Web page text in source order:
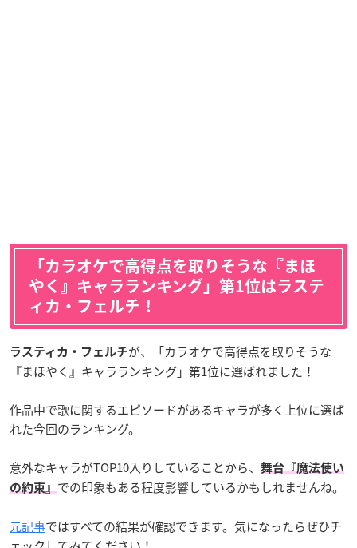
「カラオケで高得点を取りそうな『まほ
やく』キャラランキング」第1位はラステ
ィカ・フェルチ！
ラスティカ・フェルチが、「カラオケで高得点を取りそうな
『まほやく』キャラランキング」第1位に選ばれました！
作品中で歌に関するエピソードがあるキャラが多く上位に選ば
れた今回のランキング。
意外なキャラがTOP10入りしていることから、
舞台『魔法使い
の約束』 での印象もある程度影響しているかもしれませんね。
元記事ではすべての結果が確認できます。気になったらぜひチ